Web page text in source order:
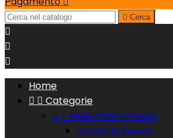
 Cerca



Home
  Categorie
  Manufatti in Gesso
Cornici in Gesso